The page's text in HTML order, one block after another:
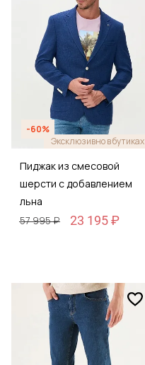
-60%
Эксклюзивно в бутиках
Пиджак из смесовой
шерсти с добавлением
льна
57 995 ₽
23 195 ₽